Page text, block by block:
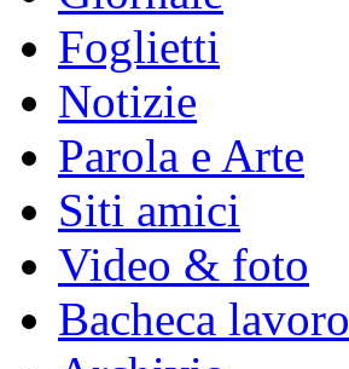
Foglietti
Notizie
Parola e Arte
Siti amici
Video & foto
Bacheca lavoro